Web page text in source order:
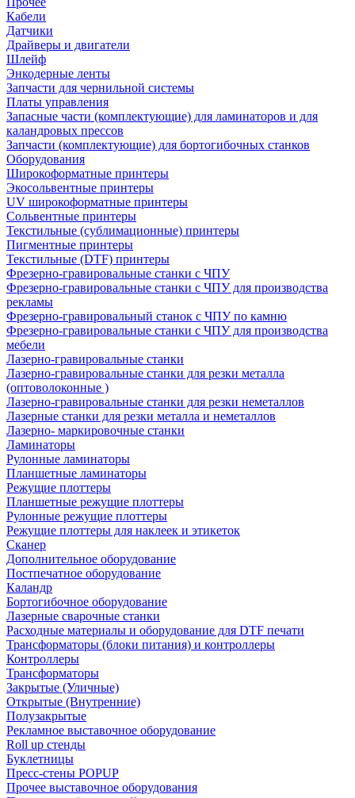
Кабели
Датчики
Драйверы и двигатели
Шлейф
Энкодерные ленты
Запчасти для чернильной системы
Платы управления
Запасные части (комплектующие) для ламинаторов и для
каландровых прессов
Запчасти (комплектующие) для бортогибочных станков
Оборудования
Широкоформатные принтеры
Экосольвентные принтеры
UV широкоформатные принтеры
Сольвентные принтеры
Текстильные (сублимационные) принтеры
Пигментные принтеры
Текстильные (DTF) принтеры
Фрезерно-гравировальные станки с ЧПУ
Фрезерно-гравировальные станки с ЧПУ для производства
рекламы
Фрезерно-гравировальный станок с ЧПУ по камню
Фрезерно-гравировальные станки с ЧПУ для производства
мебели
Лазерно-гравировальные станки
Лазерно-гравировальные станки для резки металла
(оптоволоконные )
Лазерно-гравировальные станки для резки неметаллов
Лазерные станки для резки металла и неметаллов
Лазерно- маркировочные станки
Ламинаторы
Рулонные ламинаторы
Планшетные ламинаторы
Режущие плоттеры
Планшетные режущие плоттеры
Рулонные режущие плоттеры
Режущие плоттеры для наклеек и этикеток
Сканер
Дополнительное оборудование
Постпечатное оборудование
Каландр
Бортогибочное оборудование
Лазерные сварочные станки
Расходные материалы и оборудование для DTF печати
Трансформаторы (блоки питания) и контроллеры
Контроллеры
Трансформаторы
Закрытые (Уличные)
Открытые (Внутренние)
Полузакрытые
Рекламное выставочное оборудование
Roll up стенды
Буклетницы
Пресс-стены POPUP
Прочее выставочное оборудования